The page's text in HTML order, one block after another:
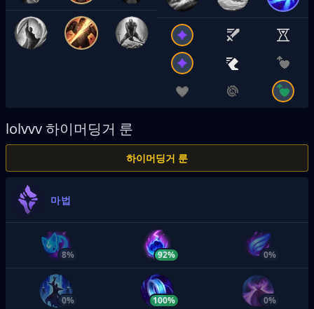
lolvvv하이머딩거 룬
하이머딩거 룬
마법
8% 92% 0%
0% 100% 0%